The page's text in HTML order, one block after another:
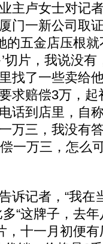
卢女士对记
门一新公司取
的五金店压根
切片，我说没
找了一些卖给
求赔偿3万，
话到店里，自
万三，我没有
一万三，怎么
记者，“我在
“这牌子，去
，十一月初便